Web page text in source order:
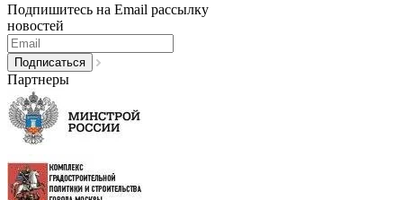
Подпишитесь на Email рассылку
новостей
Партнеры